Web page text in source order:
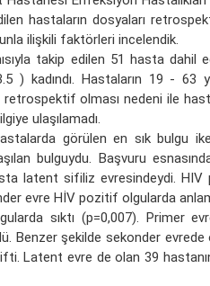
hastaların dosyaları
ilişkili faktörleri incelendik.
takip edilen 51 hasta dahil
) kadındı. Hastaların 19 - 63
retrospektif olması nedeni ile
ulaşılamadı.
görülen en sık bulgu
bulguydu. Başvuru
latent sifiliz evresindeydi.
evre HİV pozitif olgularda
sıktı (p=0,007). Primer
Benzer şekilde sekonder evrede
Latent evre de olan 39